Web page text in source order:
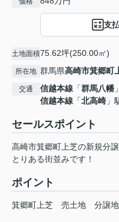
支
土地面積75.62坪(250.00㎡)
所在地 群馬県高崎市箕郷町
交通 信越本線 「群馬八幡
信越本線 「北高崎 」
セールスポイント
高崎市箕郷町上芝の新規分
とりある街並みです！
ポイント
箕郷町上芝 売土地 分譲地